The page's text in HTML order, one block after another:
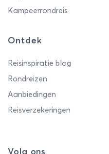
Kampeerrondreis
Ontdek
Reisinspiratie blog
Rondreizen
Aanbiedingen
Reisverzekeringen
Volg ons